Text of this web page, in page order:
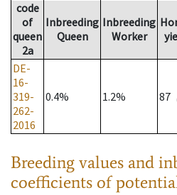
code
of
queen
2a
Inbreeding
Queen
Inbreeding
Worker
DE-
16-
319-
262-
2016
0.4% 1.2% 87
Breeding values and
coefficients of